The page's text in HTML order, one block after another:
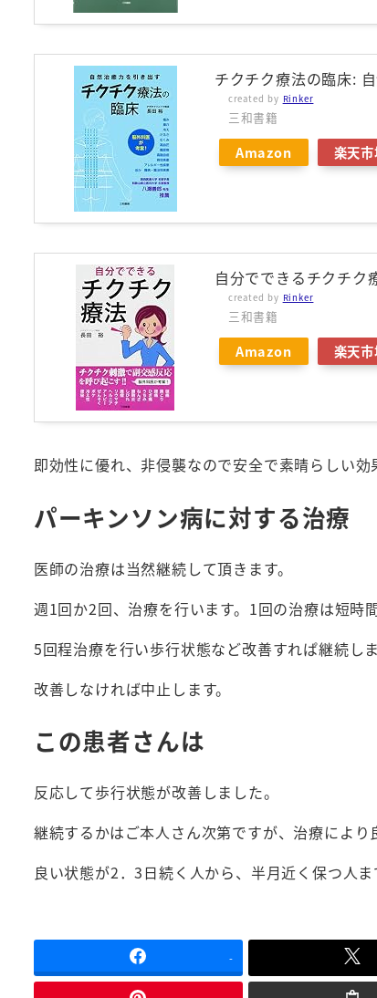
チクチク療法の臨床:
created by Rinker
三和書籍
Amazon 楽天
自分でできるチクチク
created by Rinker
三和書籍
Amazon 楽天
即効性に優れ、非侵襲なので安全で素晴らしい効
パーキンソン病に対する治療
医師の治療は当然継続して頂きます。
週1回か2回、治療を行います。1回の治療は短時
5回程治療を行い歩行状態など改善すれぱ継続しま
改善しなければ中止します。
この患者さんは
反応して歩行状態が改善しました。
継続するかはご本人さん次第ですが、治療により
良い状態が2．3日続く人から、半月近く保つ人ま
-